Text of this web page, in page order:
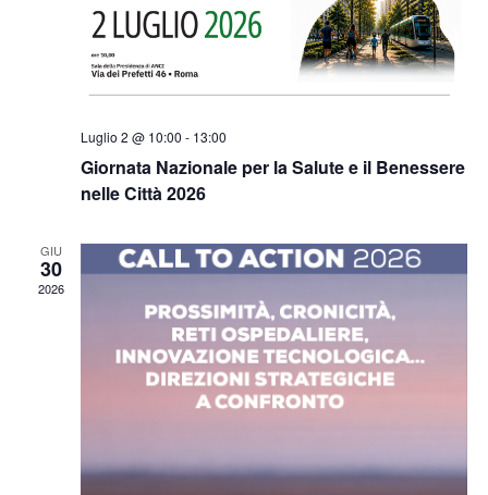
Luglio 2 @ 10:00 - 13:00
Giornata Nazionale per la Salute e il Benessere
nelle Città 2026
GIU
30
2026